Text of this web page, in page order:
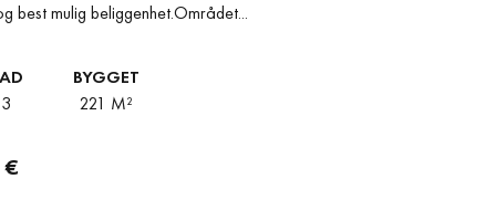
best mulig beliggenhet.Området...
3
BYGGET
221 M²